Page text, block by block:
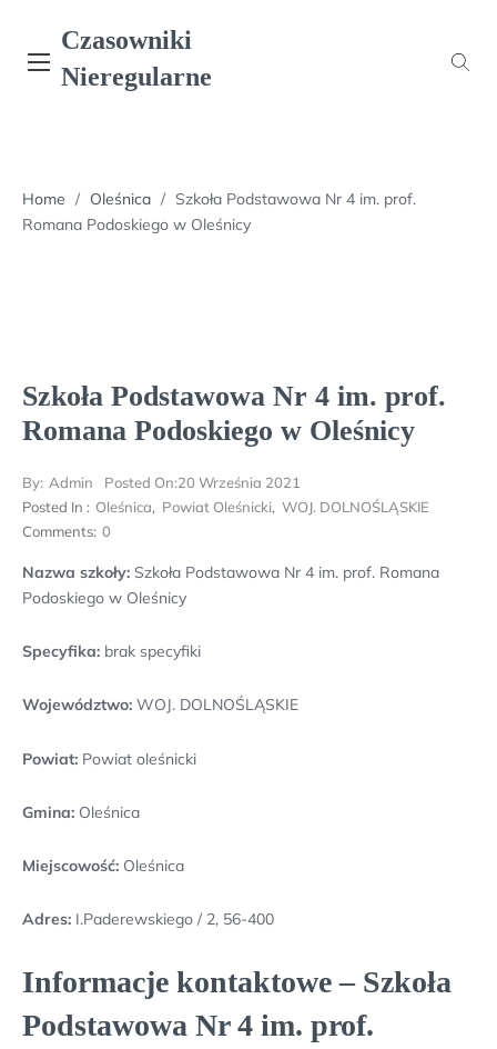
content
Czasowniki
Nieregularne
Home / Oleśnica / Szkoła Podstawowa Nr 4 im. prof.
Romana Podoskiego w Oleśnicy
Szkoła Podstawowa Nr 4 im. prof.
Romana Podoskiego w Oleśnicy
By: Admin Posted On:20 Września 2021
Posted In : Oleśnica, Powiat Oleśnicki, WOJ. DOLNOŚLĄSKIE
Comments: 0
Nazwa szkoły: Szkoła Podstawowa Nr 4 im. prof. Romana
Podoskiego w Oleśnicy
Specyfika: brak specyfiki
Województwo: WOJ. DOLNOŚLĄSKIE
Powiat: Powiat oleśnicki
Gmina: Oleśnica
Miejscowość: Oleśnica
Adres: I.Paderewskiego / 2, 56-400
Informacje kontaktowe – Szkoła
Podstawowa Nr 4 im. prof.